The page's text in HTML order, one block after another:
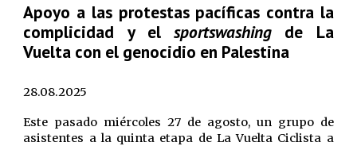
Apoyo a las protestas pacíficas contra la
complicidad y elsportswashing de La
Vuelta con el genocidio en Palestina
28.08.2025
Este pasado miércoles 27 de agosto, un grupo de
asistentes a la quinta etapa de La Vuelta Ciclista a